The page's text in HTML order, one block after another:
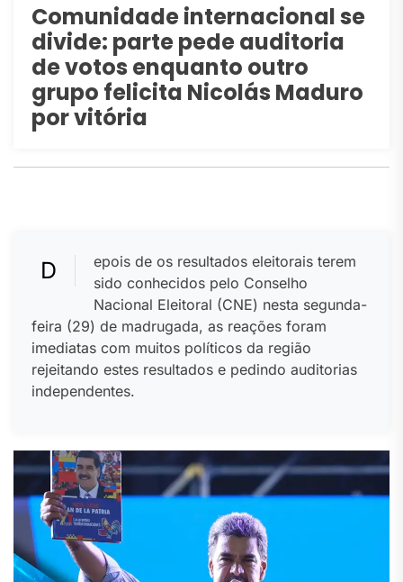
Comunidade internacional se
divide: parte pede auditoria
de votos enquanto outro
grupo felicita Nicolás Maduro
por vitória
D
epois de os resultados eleitorais terem
sido conhecidos pelo Conselho
Nacional Eleitoral (CNE) nesta segunda-
feira (29) de madrugada, as reações foram
imediatas com muitos políticos da região
rejeitando estes resultados e pedindo auditorias
independentes.